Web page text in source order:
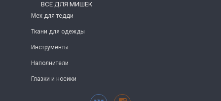
ВСЕ ДЛЯ МИШЕК
Мех для тедди
Ткани для одежды
Инструменты
Наполнители
Глазки и носики